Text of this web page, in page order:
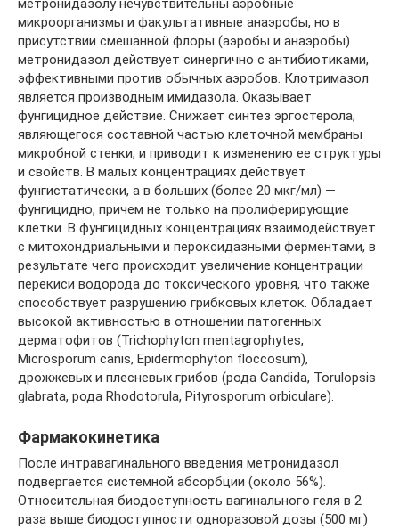
метронидазолу нечувствительны аэробные
микроорганизмы и факультативные анаэробы, но в
присутствии смешанной флоры (аэробы и анаэробы)
метронидазол действует синергично с антибиотиками,
эффективными против обычных аэробов. Клотримазол
является производным имидазола. Оказывает
фунгицидное действие. Снижает синтез эргостерола,
являющегося составной частью клеточной мембраны
микробной стенки, и приводит к изменению ее структуры
и свойств. В малых концентрациях действует
фунгистатически, а в больших (более 20 мкг/мл) —
фунгицидно, причем не только на пролиферирующие
клетки. В фунгицидных концентрациях взаимодействует
с митохондриальными и пероксидазными ферментами, в
результате чего происходит увеличение концентрации
перекиси водорода до токсического уровня, что также
способствует разрушению грибковых клеток. Обладает
высокой активностью в отношении патогенных
дерматофитов (Trichophyton mentagrophytes,
Microsporum canis, Epidermophyton floccosum),
дрожжевых и плесневых грибов (рода Candida, Torulopsis
glabrata, рода Rhodotorula, Pityrosporum orbiculare).
Фармакокинетика
После интравагинального введения метронидазол
подвергается системной абсорбции (около 56%).
Относительная биодоступность вагинального геля в 2
раза выше биодоступности одноразовой дозы (500 мг)